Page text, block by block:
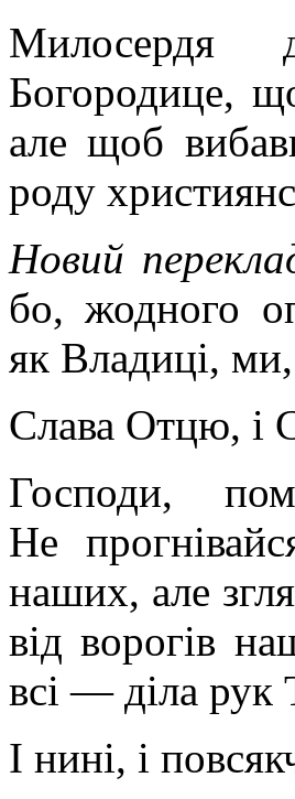
Милосердя
Богородице,
але щоб
роду
Новий
бо, жодного
як Владиці,
Слава Отцю, і
Господи,
Не
наших, але
від ворогів
всі — діла рук
І нині, і